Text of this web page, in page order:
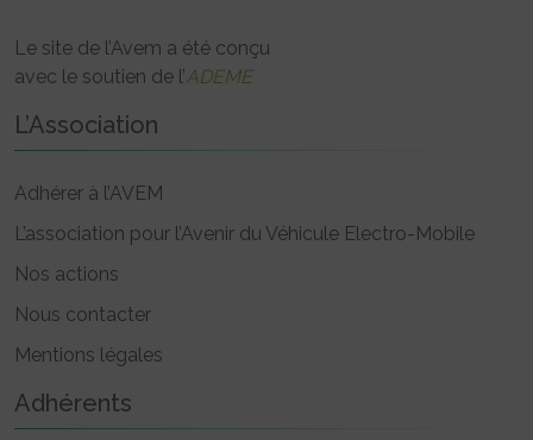
Le site de l’Avem a été conçu
avec le soutien de l’ADEME
L’Association
Adhérer à l’AVEM
L’association pour l’Avenir du Véhicule Electro-Mobile
Nos actions
Nous contacter
Mentions légales
Adhérents